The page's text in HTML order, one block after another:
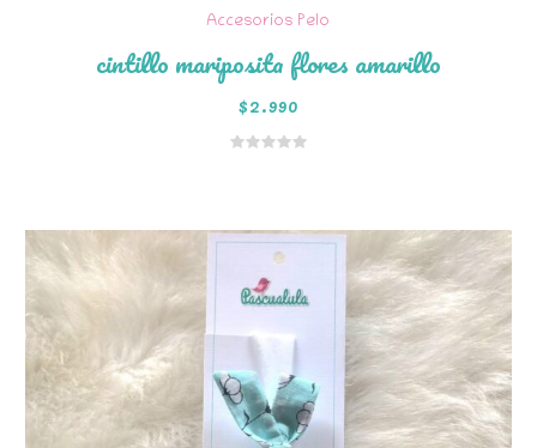
Accesorios Pelo
cintillo mariposita flores amarillo
$2.990